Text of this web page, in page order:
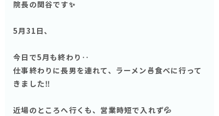
院長の関谷です✨
5月31日、
今日で5月も終わり‥
仕事終わりに長男を連れて、ラーメン🍜食べに行って
きました‼️
近場のところへ行くも、営業時短で入れず💦